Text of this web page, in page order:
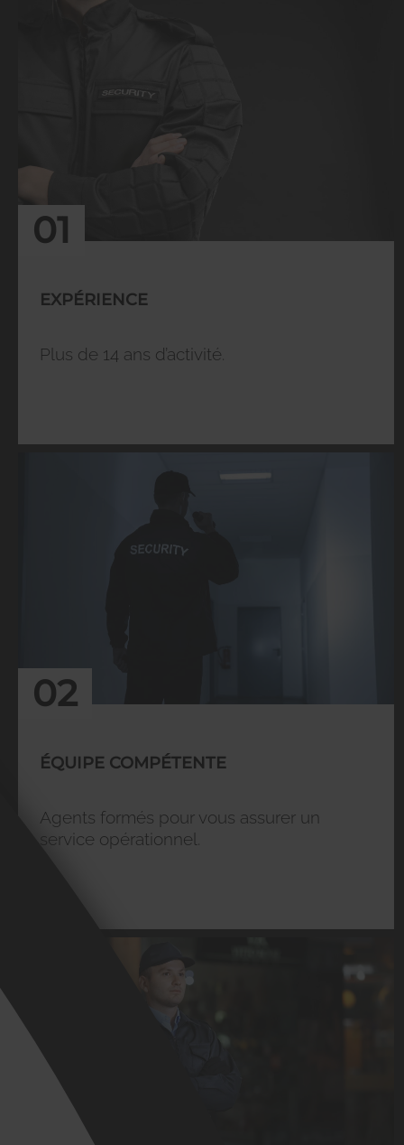
01
EXPÉRIENCE
Plus de 14 ans d’activité.
02
ÉQUIPE COMPÉTENTE
Agents formés pour vous assurer un
service opérationnel.